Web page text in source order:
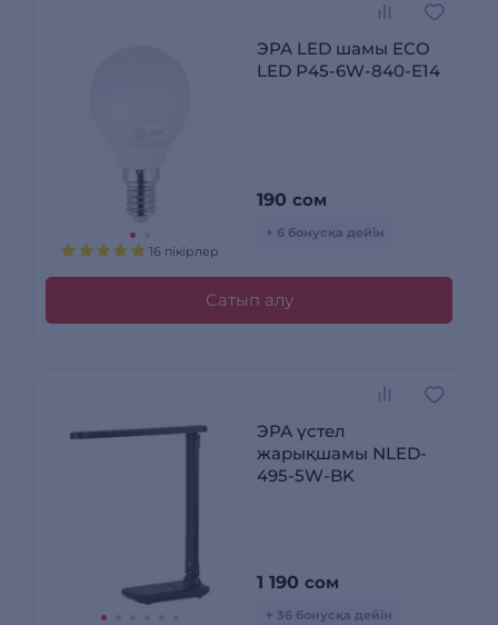
16 пікірлер
ЭРА LED шамы ECO
LED Р45-6W-840-E14
190 сом
+ 6 бонусқа дейін
Сатып алу
ЭРА үстел
жарықшамы NLED-
495-5W-BK
1 190 сом
+ 36 бонусқа дейін